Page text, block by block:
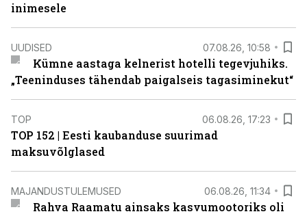
inimesele
UUDISED 07.08.26, 10:58
Kümne aastaga kelnerist hotelli tegevjuhiks.
„Teeninduses tähendab paigalseis tagasiminekut“
TOP 06.08.26, 17:23
TOP 152 | Eesti kaubanduse suurimad
maksuvõlglased
MAJANDUSTULEMUSED 06.08.26, 11:34
Rahva Raamatu ainsaks kasvumootoriks oli